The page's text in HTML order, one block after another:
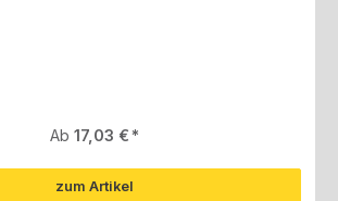
Regulärer Preis:
Ab17,03 €
zum Artikel